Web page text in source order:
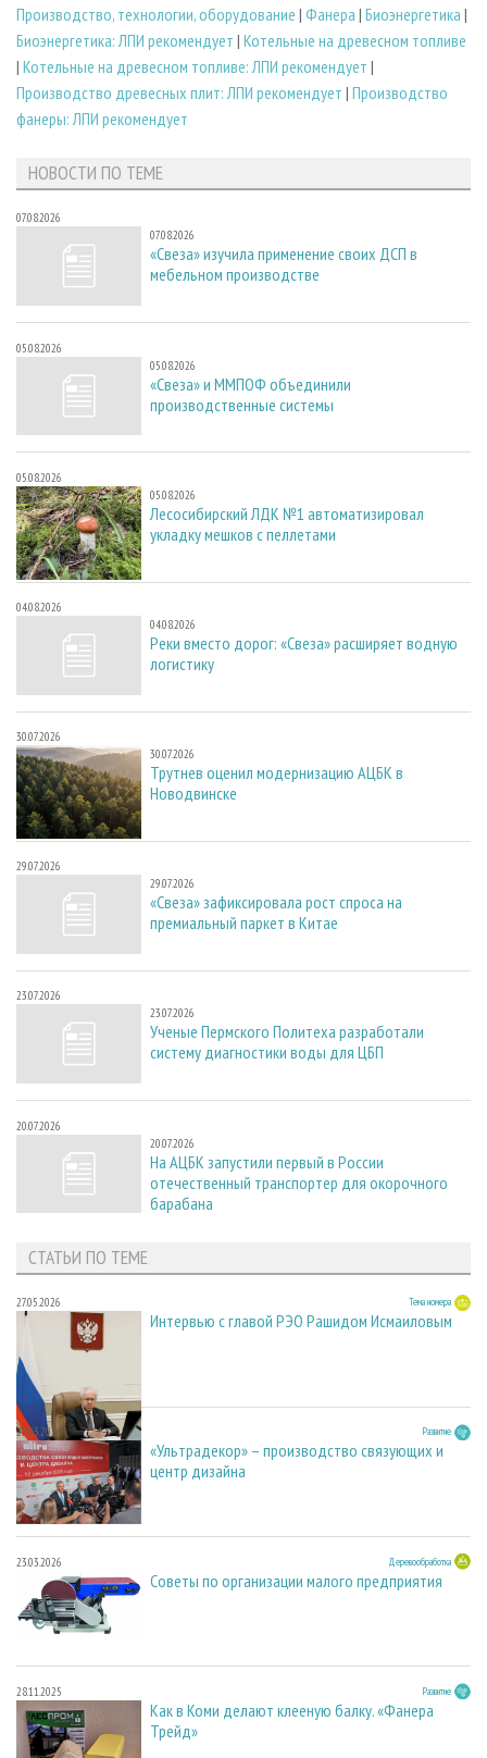
Производство, технологии, оборудование | Фанера | Биоэнергетика |
Биоэнергетика: ЛПИ рекомендует | Котельные на древесном топливе
| Котельные на древесном топливе: ЛПИ рекомендует |
Производство древесных плит: ЛПИ рекомендует | Производство
фанеры: ЛПИ рекомендует
НОВОСТИ ПО ТЕМЕ
07.08.2026
07.08.2026
«Свеза» изучила применение своих ДСП в
мебельном производстве
05.08.2026
05.08.2026
«Свеза» и ММПОФ объединили
производственные системы
05.08.2026
05.08.2026
Лесосибирский ЛДК №1 автоматизировал
укладку мешков с пеллетами
04.08.2026
04.08.2026
Реки вместо дорог: «Свеза» расширяет водную
логистику
30.07.2026
30.07.2026
Трутнев оценил модернизацию АЦБК в
Новодвинске
29.07.2026
29.07.2026
«Свеза» зафиксировала рост спроса на
премиальный паркет в Китае
23.07.2026
23.07.2026
Ученые Пермского Политеха разработали
систему диагностики воды для ЦБП
20.07.2026
20.07.2026
На АЦБК запустили первый в России
отечественный транспортер для окорочного
барабана
СТАТЬИ ПО ТЕМЕ
27.05.2026 Тема номера
Интервью с главой РЭО Рашидом Исмаиловым
23.03.2026 Развитие
«Ультрадекор» – производство связующих и
центр дизайна
23.03.2026 Деревообработка
Советы по организации малого предприятия
28.11.2025 Развитие
Как в Коми делают клееную балку. «Фанера
Трейд»